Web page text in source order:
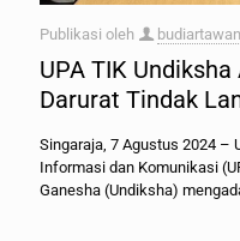
Publikasi oleh budiartawan
UPA TIK
Darurat Tindak
Singaraja, 7 Agustus 2024 –
Informasi dan Komunikasi
Ganesha (Undiksha)